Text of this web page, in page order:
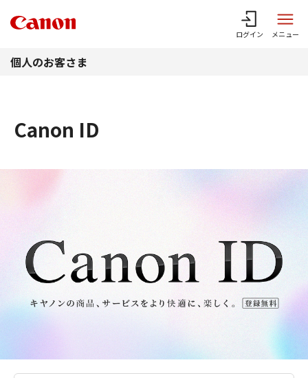
ログイン メニュー
個人のお客さま
Canon ID